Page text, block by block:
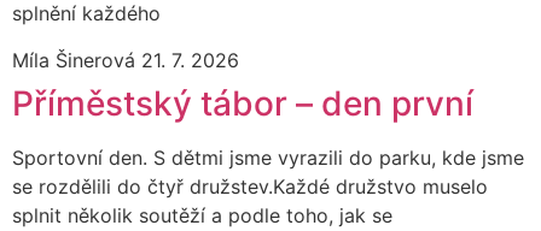
splnění každého
Míla Šinerová 21. 7. 2026
Příměstský tábor – den první
Sportovní den. S dětmi jsme vyrazili do parku, kde jsme
se rozdělili do čtyř družstev.Každé družstvo muselo
splnit několik soutěží a podle toho, jak se